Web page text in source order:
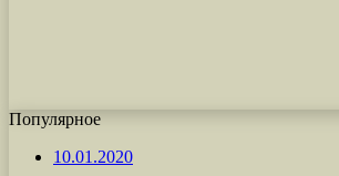
Популярное
10.01.2020